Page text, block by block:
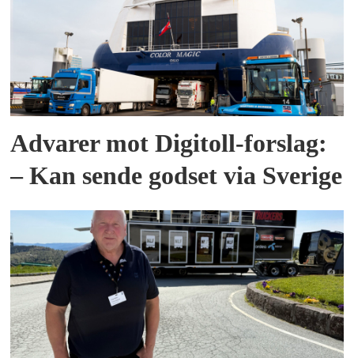
Advarer mot Digitoll-forslag:
– Kan sende godset via Sverige